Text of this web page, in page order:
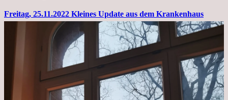
Freitag, 25.11.2022 Kleines Update aus dem Krankenhaus